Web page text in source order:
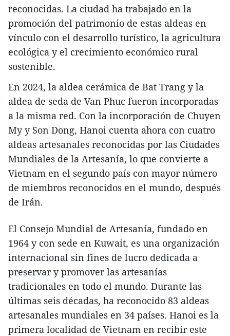
reconocidas. La ciudad ha trabajado en la
promoción del patrimonio de estas aldeas en
vínculo con el desarrollo turístico, la agricultura
ecológica y el crecimiento económico rural
sostenible.
En 2024, la aldea cerámica de Bat Trang y la
aldea de seda de Van Phuc fueron incorporadas
a la misma red. Con la incorporación de Chuyen
My y Son Dong, Hanoi cuenta ahora con cuatro
aldeas artesanales reconocidas por las Ciudades
Mundiales de la Artesanía, lo que convierte a
Vietnam en el segundo país con mayor número
de miembros reconocidos en el mundo, después
de Irán.
El Consejo Mundial de Artesanía, fundado en
1964 y con sede en Kuwait, es una organización
internacional sin fines de lucro dedicada a
preservar y promover las artesanías
tradicionales en todo el mundo. Durante las
últimas seis décadas, ha reconocido 83 aldeas
artesanales mundiales en 34 países. Hanoi es la
primera localidad de Vietnam en recibir este